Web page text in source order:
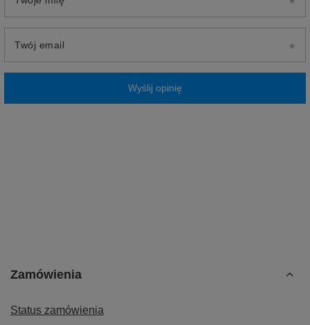
Twój email
Wyślij opinię
Zamówienia
Status zamówienia